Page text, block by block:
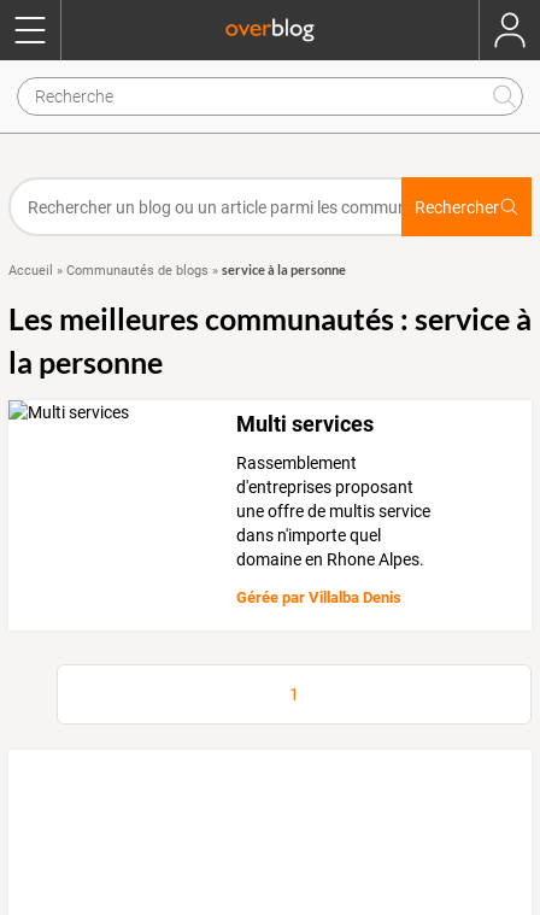
Rechercher
Accueil » Communautés de blogs » service à la personne
Les meilleures communautés : service à
la personne
Multi services
Rassemblement
d'entreprises proposant
une offre de multis service
dans n'importe quel
domaine en Rhone Alpes.
Gérée parVillalba Denis
1